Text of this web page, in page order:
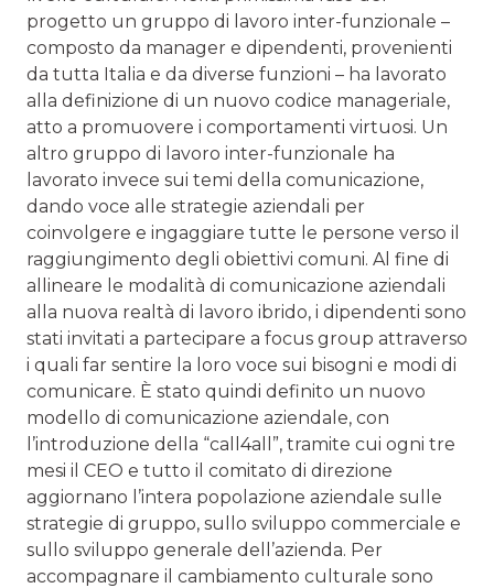
progetto un gruppo di lavoro inter-funzionale –
composto da manager e dipendenti, provenienti
da tutta Italia e da diverse funzioni – ha lavorato
alla definizione di un nuovo codice manageriale,
atto a promuovere i comportamenti virtuosi. Un
altro gruppo di lavoro inter-funzionale ha
lavorato invece sui temi della comunicazione,
dando voce alle strategie aziendali per
coinvolgere e ingaggiare tutte le persone verso il
raggiungimento degli obiettivi comuni. Al fine di
allineare le modalità di comunicazione aziendali
alla nuova realtà di lavoro ibrido, i dipendenti sono
stati invitati a partecipare a focus group attraverso
i quali far sentire la loro voce sui bisogni e modi di
comunicare. È stato quindi definito un nuovo
modello di comunicazione aziendale, con
l’introduzione della “call4all”, tramite cui ogni tre
mesi il CEO e tutto il comitato di direzione
aggiornano l’intera popolazione aziendale sulle
strategie di gruppo, sullo sviluppo commerciale e
sullo sviluppo generale dell’azienda. Per
accompagnare il cambiamento culturale sono